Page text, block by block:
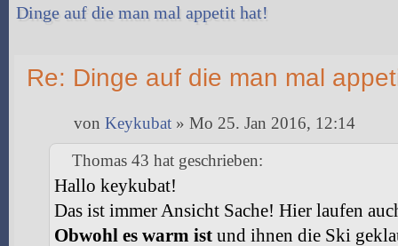
Dinge auf die man mal appetit hat!
Re: Dinge auf die man mal
von Keykubat » Mo 25. Jan 2016, 12:14
Thomas 43 hat geschrieben:
Hallo keykubat!
Das ist immer Ansicht Sache! Hier laufen
Obwohl es warm ist und ihnen die Ski